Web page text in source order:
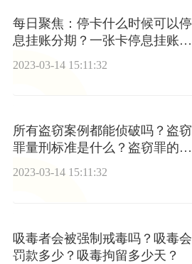
每日聚焦：停卡什么时候可以停
息挂账分期？一张卡停息挂账其
2023-03-14 15:11:32
所有盗窃案例都能侦破吗？盗窃
罪量刑标准是什么？盗窃罪的加
重情节有哪些？
2023-03-14 15:11:32
吸毒者会被强制戒毒吗？吸毒会
罚款多少？吸毒拘留多少天？